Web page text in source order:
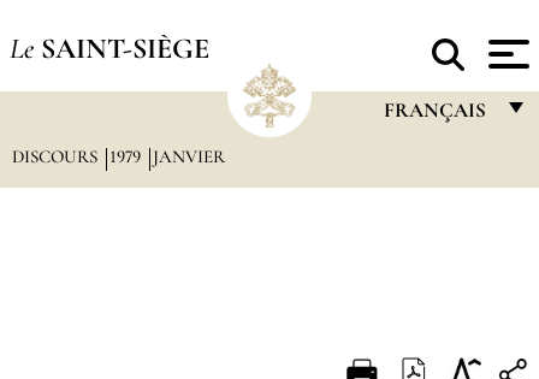
Le SAINT-SIÈGE
FRANÇAIS
DISCOURS 1979 JANVIER